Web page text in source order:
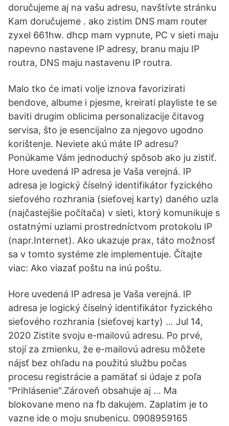
doručujeme aj na vašu adresu, navštívte stránku
Kam doručujeme . ako zistim DNS mam router
zyxel 661hw. dhcp mam vypnute, PC v sieti maju
napevno nastavene IP adresy, branu maju IP
routra, DNS maju nastavenu IP routra.
Malo tko će imati volje iznova favorizirati
bendove, albume i pjesme, kreirati playliste te se
baviti drugim oblicima personalizacije čitavog
servisa, što je esencijalno za njegovo ugodno
korištenje. Neviete akú máte IP adresu?
Ponúkame Vám jednoduchý spôsob ako ju zistiť.
Hore uvedená IP adresa je Vaša verejná. IP
adresa je logický číselný identifikátor fyzického
sieťového rozhrania (sieťovej karty) daného uzla
(najčastejšie počítača) v sieti, ktorý komunikuje s
ostatnými uzlami prostredníctvom protokolu IP
(napr.Internet). Ako ukazuje prax, táto možnosť
sa v tomto systéme zle implementuje. Čítajte
viac: Ako viazať poštu na inú poštu.
Hore uvedená IP adresa je Vaša verejná. IP
adresa je logický číselný identifikátor fyzického
sieťového rozhrania (sieťovej karty) … Jul 14,
2020 Zistite svoju e-mailovú adresu. Po prvé,
stojí za zmienku, že e-mailovú adresu môžete
nájsť bez ohľadu na použitú službu počas
procesu registrácie a pamätať si údaje z poľa
"Prihlásenie".Zároveň obsahuje aj … Ma
blokovane meno na fb dakujem. Zaplatim je to
vazne ide o moju snubenicu. 0908959165